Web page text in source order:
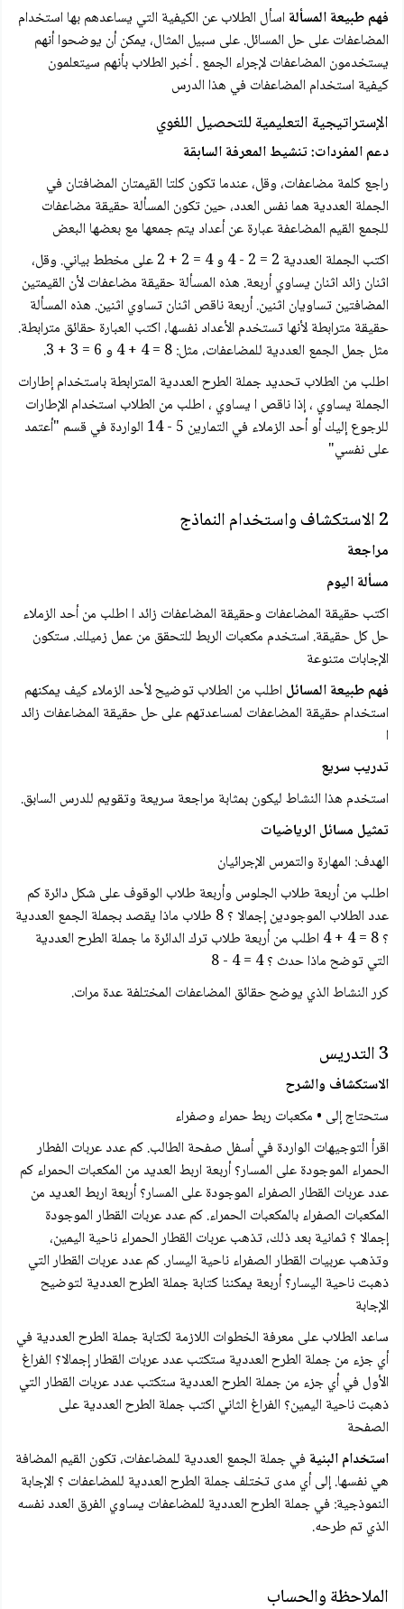
فهم طبيعة المسألة اسأل الطلاب عن الكيفية التي يساعدهم بها استخدام
المضاعفات على حل المسائل. على سبيل المثال، يمكن أن يوضحوا أنهم
يستخدمون المضاعفات لإجراء الجمع . أخبر الطلاب بأنهم سيتعلمون
كيفية استخدام المضاعفات في هذا الدرس
الإستراتيجية التعليمية للتحصيل اللغوي
دعم المفردات: تنشيط المعرفة السابقة
راجع كلمة مضاعفات، وقل، عندما تكون كلتا القيمتان المضافتان في
الجملة العددية هما نفس العدد، حين تكون المسألة حقيقة مضاعفات
للجمع القيم المضاعفة عبارة عن أعداد يتم جمعها مع بعضها البعض
اكتب الجملة العددية 2 = 2 - 4 و 4 = 2 + 2 على مخطط بياني. وقل،
اثنان زائد اثنان يساوي أربعة. هذه المسألة حقيقة مضاعفات لأن القيمتين
المضافتين تساويان اثنين. أربعة ناقص اثنان تساوي اثنين. هذه المسألة
حقيقة مترابطة لأنها تستخدم الأعداد نفسها، اكتب العبارة حقائق مترابطة.
مثل جمل الجمع العددية للمضاعفات، مثل: 8 = 4 + 4 و 6 = 3 + 3.
اطلب من الطلاب تحديد جملة الطرح العددية المترابطة باستخدام إطارات
الجملة يساوي ، إذا ناقص ا يساوي ، اطلب من الطلاب استخدام الإطارات
للرجوع إليك أو أحد الزملاء في التمارين 5 - 14 الواردة في قسم "أعتمد
على نفسي"
2 الاستكشاف واستخدام النماذج
مراجعة
مسألة اليوم
اكتب حقيقة المضاعفات وحقيقة المضاعفات زائد ا اطلب من أحد الزملاء
حل كل حقيقة. استخدم مكعبات الربط للتحقق من عمل زميلك. ستكون
الإجابات متنوعة
فهم طبيعة المسائل اطلب من الطلاب توضيح لأحد الزملاء كيف يمكنهم
استخدام حقيقة المضاعفات لمساعدتهم على حل حقيقة المضاعفات زائد
ا
تدريب سريع
استخدم هذا النشاط ليكون بمثابة مراجعة سريعة وتقويم للدرس السابق.
تمثيل مسائل الرياضيات
الهدف: المهارة والتمرس الإجرائيان
اطلب من أربعة طلاب الجلوس وأربعة طلاب الوقوف على شكل دائرة كم
عدد الطلاب الموجودين إجمالا ؟ 8 طلاب ماذا يقصد بجملة الجمع العددية
؟ 8 = 4 + 4 اطلب من أربعة طلاب ترك الدائرة ما جملة الطرح العددية
التي توضح ماذا حدث ؟ 4 = 4 - 8
كرر النشاط الذي يوضح حقائق المضاعفات المختلفة عدة مرات.
3 التدريس
الاستكشاف والشرح
ستحتاج إلى • مكعبات ربط حمراء وصفراء
اقرأ التوجيهات الواردة في أسفل صفحة الطالب. كم عدد عربات الفطار
الحمراء الموجودة على المسار؟ أربعة اربط العديد من المكعبات الحمراء كم
عدد عربات القطار الصفراء الموجودة على المسار؟ أربعة اربط العديد من
المكعبات الصفراء بالمكعبات الحمراء. كم عدد عربات القطار الموجودة
إجمالا ؟ ثمانية بعد ذلك، تذهب عربات القطار الحمراء ناحية اليمين،
وتذهب عربيات القطار الصفراء ناحية اليسار. كم عدد عربات القطار التي
ذهبت ناحية اليسار؟ أربعة يمكننا كتابة جملة الطرح العددية لتوضيح
الإجابة
ساعد الطلاب على معرفة الخطوات اللازمة لكتابة جملة الطرح العددية في
أي جزء من جملة الطرح العددية ستكتب عدد عربات القطار إجمالا؟ الفراغ
الأول في أي جزء من جملة الطرح العددية ستكتب عدد عربات القطار التي
ذهبت ناحية اليمين؟ الفراغ الثاني اكتب جملة الطرح العددية على
الصفحة
استخدام البنيةفي جملة الجمع العددية للمضاعفات، تكون القيم المضافة
هي نفسها. إلى أي مدى تختلف جملة الطرح العددية للمضاعفات ؟ الإجابة
النموذجية: في جملة الطرح العددية للمضاعفات يساوي الفرق العدد نفسه
الذي تم طرحه.
الملاحظة والحساب